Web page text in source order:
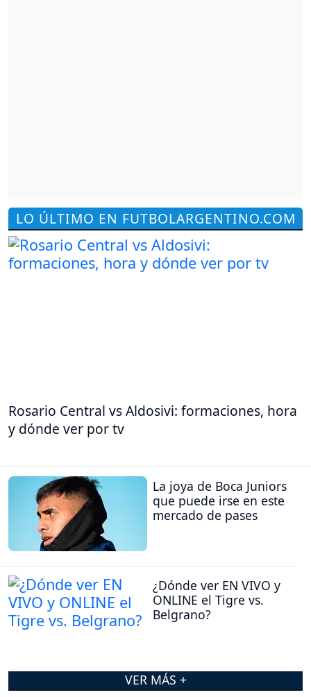
LO ÚLTIMO EN FUTBOLARGENTINO.COM
Rosario Central vs Aldosivi: formaciones, hora
y dónde ver por tv
La joya de Boca Juniors
que puede irse en este
mercado de pases
¿Dónde ver EN VIVO y
ONLINE el Tigre vs.
Belgrano?
VER MÁS +